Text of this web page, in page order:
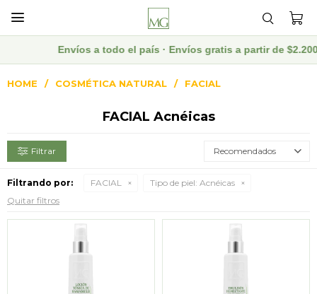

Envíos a todo el país · Envíos gratis a partir de $2.200
HOME COSMÉTICA NATURAL FACIAL
FACIAL Acnéicas
Recomendados
Filtrando por: FACIAL Tipo de piel: Acnéicas
Quitar filtros